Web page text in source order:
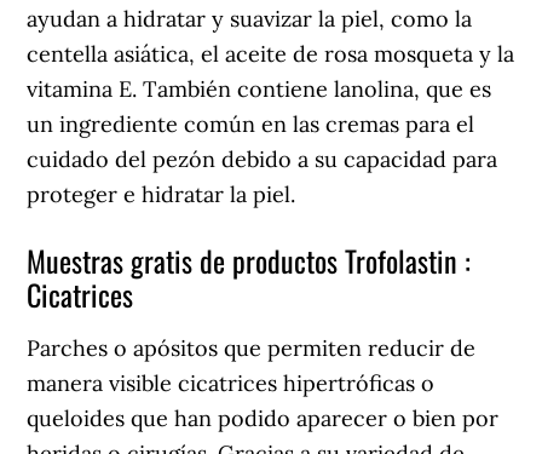
ayudan a hidratar y suavizar la piel, como la
centella asiática, el aceite de rosa mosqueta y la
vitamina E. También contiene lanolina, que es
un ingrediente común en las cremas para el
cuidado del pezón debido a su capacidad para
proteger e hidratar la piel.
Muestras gratis de productos Trofolastin :
Cicatrices
Parches o apósitos que permiten reducir de
manera visible cicatrices hipertróficas o
queloides que han podido aparecer o bien por